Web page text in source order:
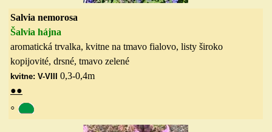
Salvia nemorosa
Šalvia hájna
aromatická trvalka, kvitne na tmavo fialovo, listy široko
kopijovité, drsné, tmavo zelené
kvitne: V-VIII 0,3-0,4m
●●
◦